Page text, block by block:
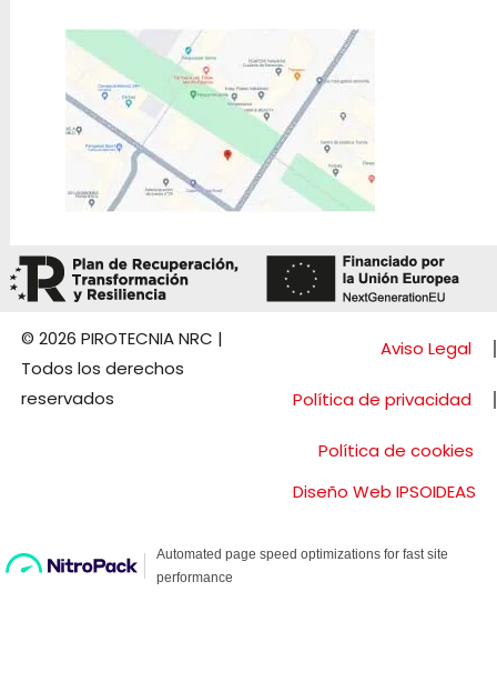
© 2026 PIROTECNIA NRC |
Todos los derechos
reservados
Aviso Legal
Política de privacidad
Política de cookies
Diseño Web IPSOIDEAS